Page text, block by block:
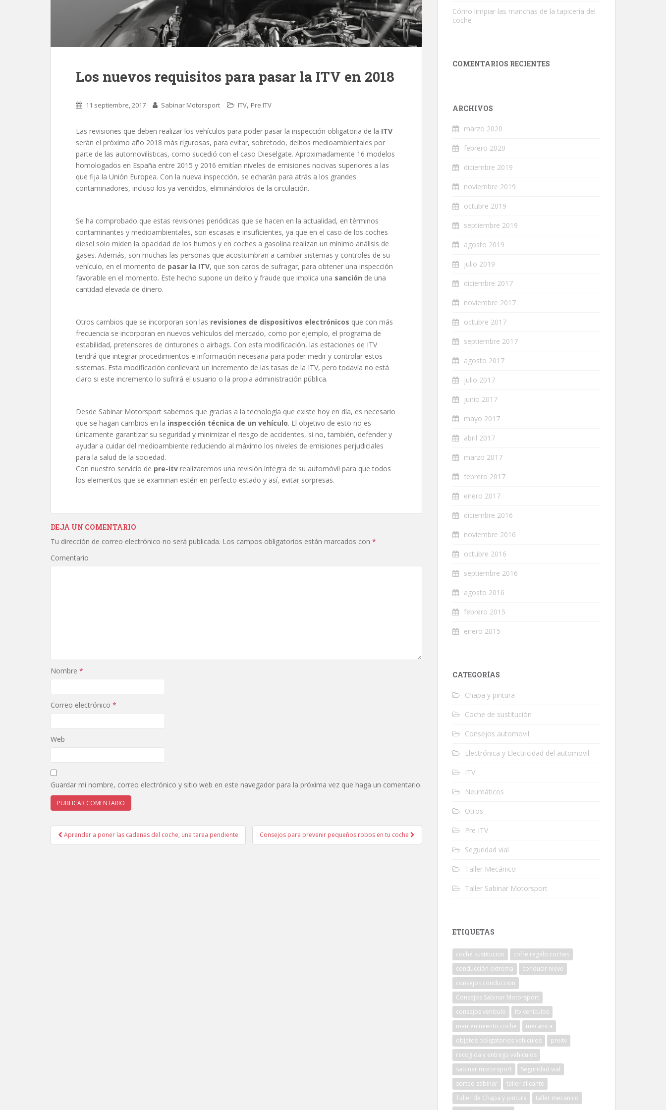
Los nuevos requisitos para pasar la ITV en 2018
11 septiembre, 2017 Sabinar Motorsport ITV, Pre ITV
Las revisiones que deben realizar los vehículos para poder pasar la inspección obligatoria de la ITV
serán el próximo año 2018 más rigurosas, para evitar, sobretodo, delitos medioambientales por
parte de las automovilísticas, como sucedió con el caso Dieselgate. Aproximadamente 16 modelos
homologados en España entre 2015 y 2016 emitían niveles de emisiones nocivas superiores a las
que fija la Unión Europea. Con la nueva inspección, se echarán para atrás a los grandes
contaminadores, incluso los ya vendidos, eliminándolos de la circulación.
Se ha comprobado que estas revisiones periódicas que se hacen en la actualidad, en términos
contaminantes y medioambientales, son escasas e insuficientes, ya que en el caso de los coches
diesel solo miden la opacidad de los humos y en coches a gasolina realizan un mínimo análisis de
gases. Además, son muchas las personas que acostumbran a cambiar sistemas y controles de su
vehículo, en el momento de pasar la ITV, que son caros de sufragar, para obtener una inspección
favorable en el momento. Este hecho supone un delito y fraude que implica una sanción de una
cantidad elevada de dinero.
Otros cambios que se incorporan son las revisiones de dispositivos electrónicos que con más
frecuencia se incorporan en nuevos vehículos del mercado, como por ejemplo, el programa de
estabilidad, pretensores de cinturones o airbags. Con esta modificación, las estaciones de ITV
tendrá que integrar procedimientos e información necesaria para poder medir y controlar estos
sistemas. Esta modificación conllevará un incremento de las tasas de la ITV, pero todavía no está
claro si este incremento lo sufrirá el usuario o la propia administración pública.
Desde Sabinar Motorsport sabemos que gracias a la tecnología que existe hoy en día, es necesario
que se hagan cambios en la inspección técnica de un vehículo. El objetivo de esto no es
únicamente garantizar su seguridad y minimizar el riesgo de accidentes, si no, también, defender y
ayudar a cuidar del medioambiente reduciendo al máximo los niveles de emisiones perjudiciales
para la salud de la sociedad.
Con nuestro servicio de pre-itv realizaremos una revisión íntegra de su automóvil para que todos
los elementos que se examinan estén en perfecto estado y así, evitar sorpresas.
DEJA UN COMENTARIO
Tu dirección de correo electrónico no será publicada. Los campos obligatorios están marcados con *
Comentario
Nombre *
Correo electrónico *
Web
Guardar mi nombre, correo electrónico y sitio web en este navegador para la próxima vez que haga un comentario.
Navegación de entradas
Aprender a poner las cadenas del coche, una tarea pendiente Consejos para prevenir pequeños robos en tu coche
Cómo limpiar las manchas de la tapicería del
coche
COMENTARIOS RECIENTES
ARCHIVOS
marzo 2020
febrero 2020
diciembre 2019
noviembre 2019
octubre 2019
septiembre 2019
agosto 2019
julio 2019
diciembre 2017
noviembre 2017
octubre 2017
septiembre 2017
agosto 2017
julio 2017
junio 2017
mayo 2017
abril 2017
marzo 2017
febrero 2017
enero 2017
diciembre 2016
noviembre 2016
octubre 2016
septiembre 2016
agosto 2016
febrero 2015
enero 2015
CATEGORÍAS
Chapa y pintura
Coche de sustitución
Consejos automovil
Electrónica y Electricidad del automovil
ITV
Neumáticos
Otros
Pre ITV
Seguridad vial
Taller Mecánico
Taller Sabinar Motorsport
ETIQUETAS
coche sustitucion
cofre regalo coches
conducción extrema
conducir nieve
consejos conduccion
Consejos Sabinar Motorsport
consejos vehículo
Itv vehículos
mantenimiento coche
mecanica
objetos obligatorios vehiculos
preitv
recogida y entrega vehiculos
sabinar motorsport
Seguridad vial
sorteo sabinar
taller alicante
Taller de Chapa y pintura
taller mecanico